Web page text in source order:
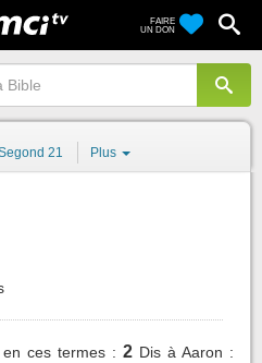
FAIRE
UN DON
21 Plus
ces termes : 2 Dis à Aaron :